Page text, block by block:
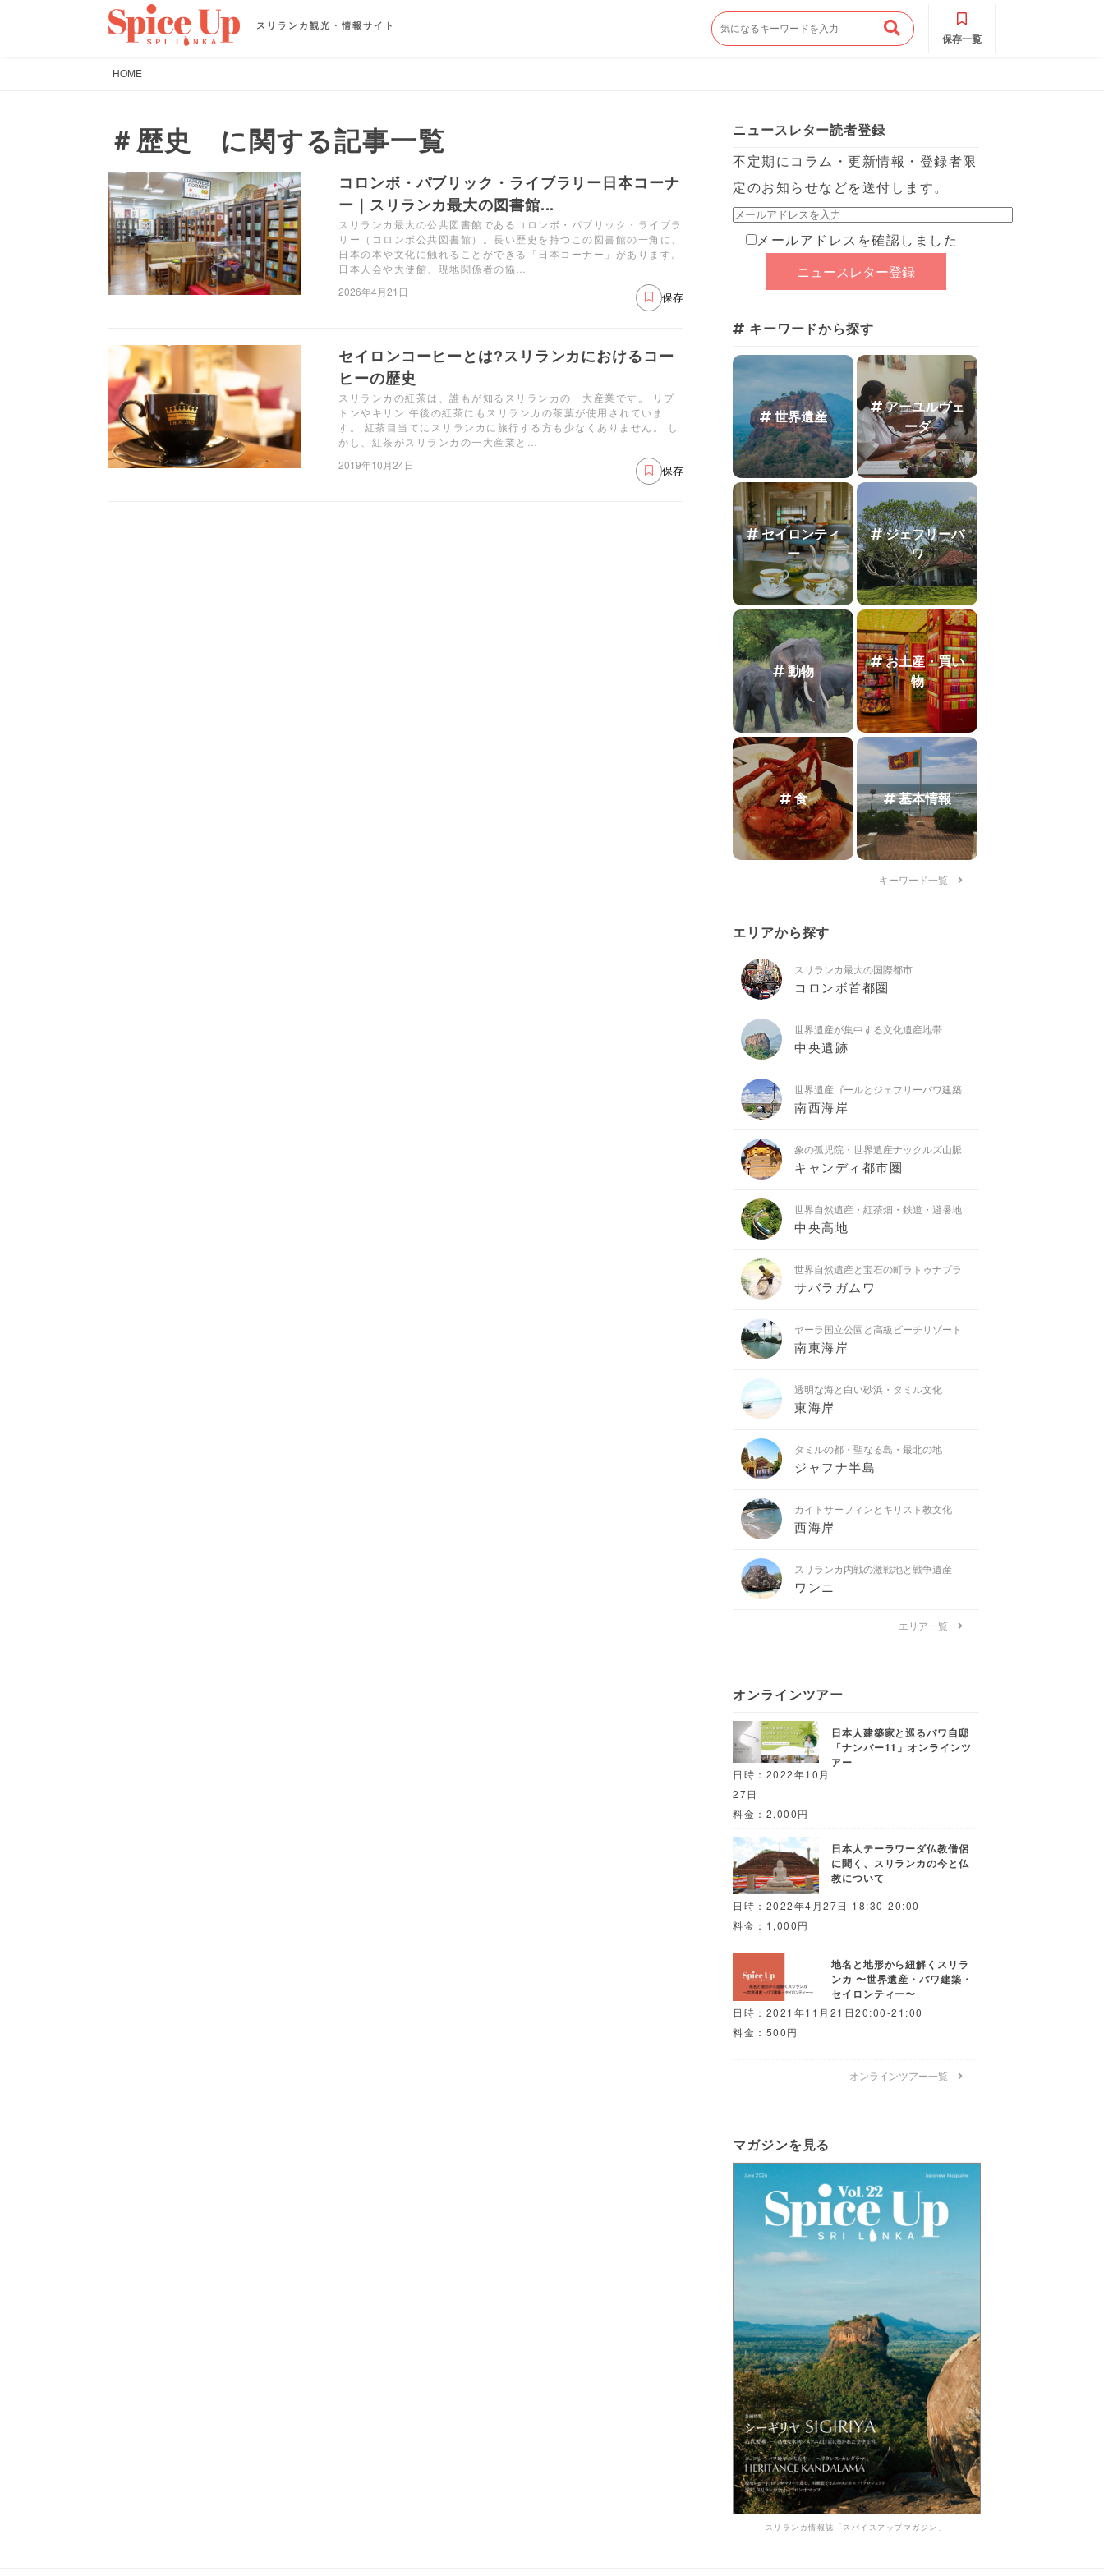
スリランカ観光・情報サイト
保存一覧
HOME
＃歴史 に関する記事一覧
コロンボ・パブリック・ライブラリー日本コーナ
ー｜スリランカ最大の図書館...
スリランカ最大の公共図書館であるコロンボ・パブリック・ライブラ
リー（コロンボ公共図書館）。長い歴史を持つこの図書館の一角に、
日本の本や文化に触れることができる「日本コーナー」があります。
日本人会や大使館、現地関係者の協…
2026年4月21日
保存
セイロンコーヒーとは?スリランカにおけるコー
ヒーの歴史
スリランカの紅茶は、誰もが知るスリランカの一大産業です。 リプ
トンやキリン 午後の紅茶にもスリランカの茶葉が使用されていま
す。 紅茶目当てにスリランカに旅行する方も少なくありません。 し
かし、紅茶がスリランカの一大産業と…
2019年10月24日
保存
ニュースレター読者登録
不定期にコラム・更新情報・登録者限
定のお知らせなどを送付します。
メールアドレスを確認しました
キーワードから探す
世界遺産
アーユルヴェ
ーダ
セイロンティ
ー
ジェフリーバ
ワ
動物
お土産・買い
物
食 基本情報
キーワード一覧
エリアから探す
スリランカ最大の国際都市
コロンボ首都圏
世界遺産が集中する文化遺産地帯
中央遺跡
世界遺産ゴールとジェフリーバワ建築
南西海岸
象の孤児院・世界遺産ナックルズ山脈
キャンディ都市圏
世界自然遺産・紅茶畑・鉄道・避暑地
中央高地
世界自然遺産と宝石の町ラトゥナプラ
サバラガムワ
ヤーラ国立公園と高級ビーチリゾート
南東海岸
透明な海と白い砂浜・タミル文化
東海岸
タミルの都・聖なる島・最北の地
ジャフナ半島
カイトサーフィンとキリスト教文化
西海岸
スリランカ内戦の激戦地と戦争遺産
ワンニ
エリア一覧
オンラインツアー
日本人建築家と巡るバワ自邸
「ナンバー11」オンラインツ
アー
日時：2022年10月
27日
料金：2,000円
日本人テーラワーダ仏教僧侶
に聞く、スリランカの今と仏
教について
日時：2022年4月27日 18:30-20:00
料金：1,000円
地名と地形から紐解くスリラ
ンカ 〜世界遺産・バワ建築・
セイロンティー〜
日時：2021年11月21日20:00-21:00
料金：500円
オンラインツアー一覧
マガジンを見る
スリランカ情報誌「スパイスアップマガジン」